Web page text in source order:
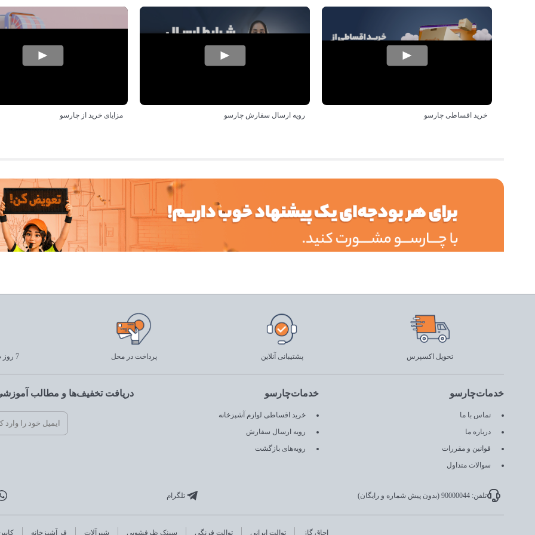
خرید اقساطی چارسو رویه ارسال سفارش چارسو مزایای خرید از چارسو
تحویل اکسپرس پشتیبانی آنلاین پرداخت در محل 7 روز ضمانت بازگشت
خدمات‌چارسو
تماس با ما
درباره ما
قوانین و مقررات
سوالات متداول
خدمات‌چارسو
خرید اقساطی لوازم آشپزخانه
رویه ارسال سفارش
رویه‌های بازگشت
دریافت تخفیف‌ها و مطالب
تلفن: 90000044 (بدون پیش شماره و رایگان) تلگرام
اجاق گاز توالت ایرانی توالت فرنگی سینک ظرفشویی شیرآلات فر آشپزخانه